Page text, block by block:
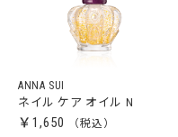
ANNA SUI
ネイル ケア オイル N
￥1,650